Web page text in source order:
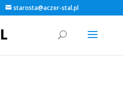
in
aczer-
themes/Divi/functions.php
starosta@aczer-stal.pl